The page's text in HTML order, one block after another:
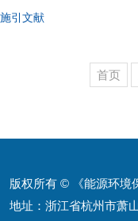
施引文献
首页
版权所有 © 《能源环境
地址：浙江省杭州市萧